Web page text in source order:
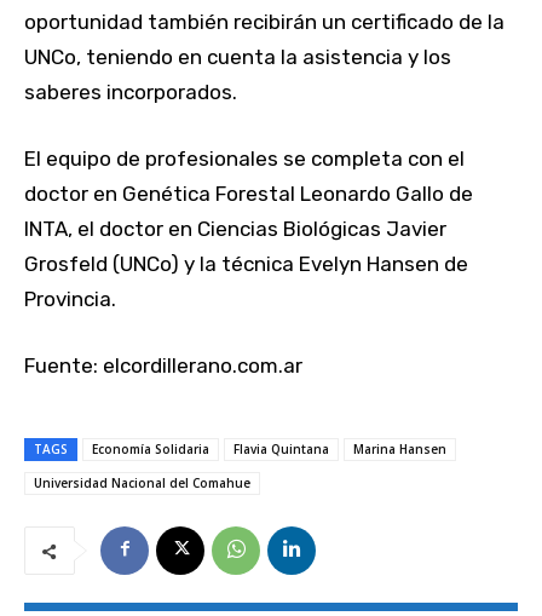
oportunidad también recibirán un certificado de la
UNCo, teniendo en cuenta la asistencia y los
saberes incorporados.
El equipo de profesionales se completa con el
doctor en Genética Forestal Leonardo Gallo de
INTA, el doctor en Ciencias Biológicas Javier
Grosfeld (UNCo) y la técnica Evelyn Hansen de
Provincia.
Fuente: elcordillerano.com.ar
TAGS Economía Solidaria Flavia Quintana
Marina Hansen
Universidad Nacional del Comahue